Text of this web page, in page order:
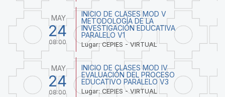
MAY
24
08:00
INICIO DE CLASES MOD V
METODOLOGÍA DE LA
INVESTIGACIÓN EDUCATIVA
PARALELO V1
Lugar: CEPIES - VIRTUAL
MAY
24
08:00
INICIO DE CLASES MOD IV
EVALUACIÓN DEL PROCESO
EDUCATIVO PARALELO V3
Lugar: CEPIES - VIRTUAL